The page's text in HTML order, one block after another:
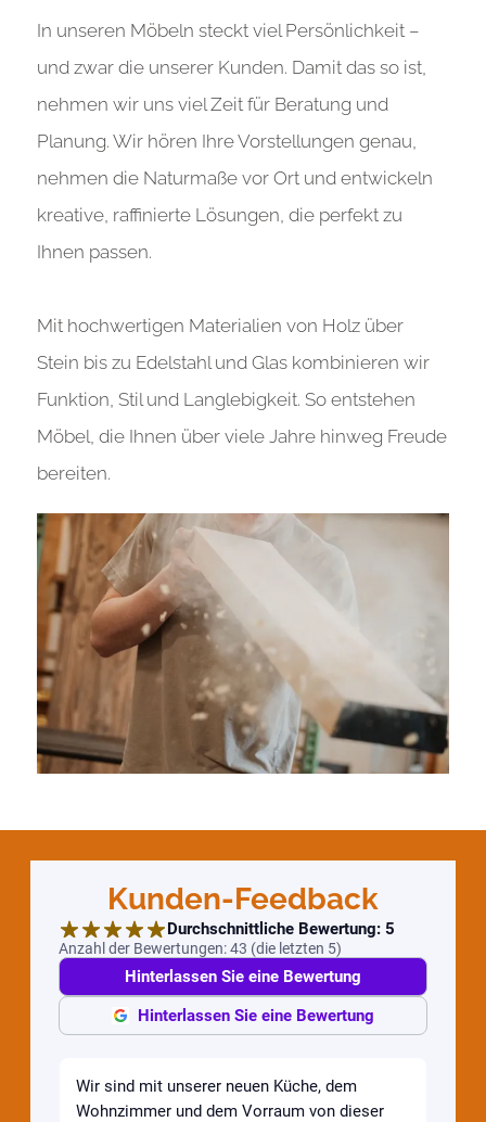
In unseren Möbeln steckt viel Persönlichkeit –
und zwar die unserer Kunden. Damit das so ist,
nehmen wir uns viel Zeit für Beratung und
Planung. Wir hören Ihre Vorstellungen genau,
nehmen die Naturmaße vor Ort und entwickeln
kreative, raffinierte Lösungen, die perfekt zu
Ihnen passen.
Mit hochwertigen Materialien von Holz über
Stein bis zu Edelstahl und Glas kombinieren wir
Funktion, Stil und Langlebigkeit. So entstehen
Möbel, die Ihnen über viele Jahre hinweg Freude
bereiten.
Kunden-Feedback
Durchschnittliche Bewertung: 5
Anzahl der Bewertungen:43 (die letzten 5)
Hinterlassen Sie eine Bewertung
Hinterlassen Sie eine Bewertung
Wir sind mit unserer neuen Küche, dem
Wohnzimmer und dem Vorraum von dieser